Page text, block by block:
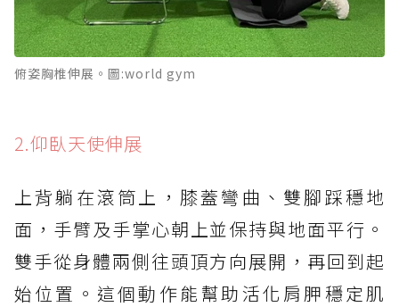
俯姿胸椎伸展。圖:world gym
2.仰臥天使伸展
上背躺在滾筒上，膝蓋彎曲、雙腳踩穩地
面，手臂及手掌心朝上並保持與地面平行。
雙手從身體兩側往頭頂方向展開，再回到起
始位置。這個動作能幫助活化肩胛穩定肌